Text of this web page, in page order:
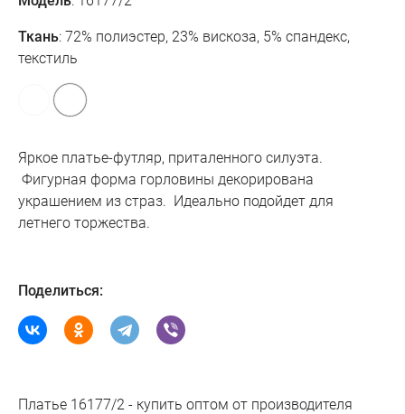
Ткань: 72% полиэстер, 23% вискоза, 5% спандекс,
текстиль
Яркое платье-футляр, приталенного силуэта.
Фигурная форма горловины декорирована
украшением из страз. Идеально подойдет для
летнего торжества.
Поделиться:
Платье 16177/2 - купить оптом от производителя